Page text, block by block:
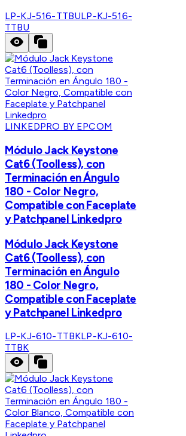
LP-KJ-516-TTBULP-KJ-516-
TTBU
LINKEDPRO BY EPCOM
Módulo Jack Keystone
Cat6 (Toolless), con
Terminación en Ángulo
180 - Color Negro,
Compatible con Faceplate
y Patchpanel Linkedpro
Módulo Jack Keystone
Cat6 (Toolless), con
Terminación en Ángulo
180 - Color Negro,
Compatible con Faceplate
y Patchpanel Linkedpro
LP-KJ-610-TTBKLP-KJ-610-
TTBK